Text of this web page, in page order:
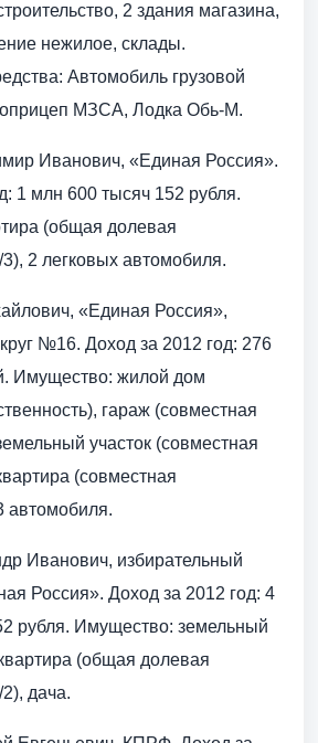
2 здания магазина,
нежилое, склады.
Автомобиль грузовой
МЗСА, Лодка Обь-М.
Иванович, «Единая Россия».
1 млн 600 тысяч 152 рубля.
(общая долевая
3), 2 легковых автомобиля.
«Единая Россия»,
№16. Доход за 2012 год: 276
Имущество: жилой дом
гараж (совместная
участок (совместная
(совместная
автомобиля.
Иванович, избирательный
Россия». Доход за 2012 год: 4
рубля. Имущество: земельный
(общая долевая
дача.